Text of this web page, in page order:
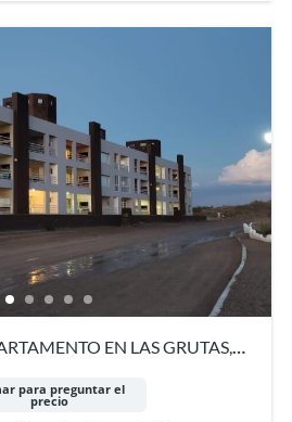
EN LAS GRUTAS,
para preguntar el
precio